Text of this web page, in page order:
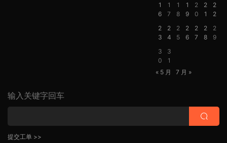
1
6
1
7
1
8
1
9
2
0
2
1
2
2
2
3
2
4
2
5
2
6
2
7
2
8
2
9
3
0
3
1
« 5 月
7 月 »
输入关键字回车
提交工单 >>